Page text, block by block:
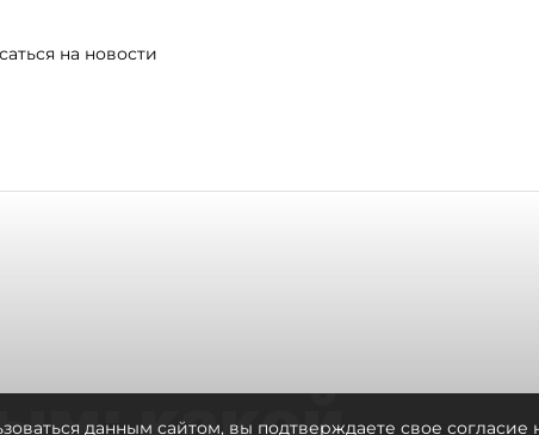
на новости
данным сайтом, вы подтверждаете свое согласие